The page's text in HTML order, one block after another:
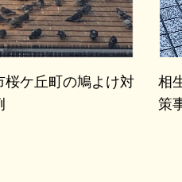
桜ケ丘町の鳩よけ対
相
策